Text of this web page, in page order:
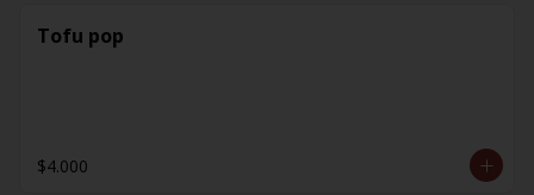
Tofu pop
$4.000